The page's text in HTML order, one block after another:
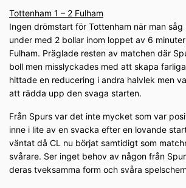
Tottenham 1 – 2 Fulham
Ingen drömstart för Tottenham när man såg
under med 2 bollar inom loppet av 6
Fulham. Präglade resten av matchen där
boll men misslyckades med att skapa
hittade en reducering i andra halvlek men
att rädda upp den svaga starten.
Från Spurs var det inte mycket som var
inne i lite av en svacka efter en lovande
väntat då CL nu börjat samtidigt som
svårare. Ser inget behov av någon från
deras tveksamma form och svåra